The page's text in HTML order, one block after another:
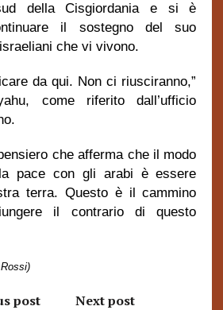
della Cisgiordania e si è
il sostegno del suo
che vi vivono.
da qui. Non ci riusciranno,”
come riferito dall’ufficio
che afferma che il modo
pace con gli arabi è essere
terra. Questo è il cammino
il contrario di questo
post Next post